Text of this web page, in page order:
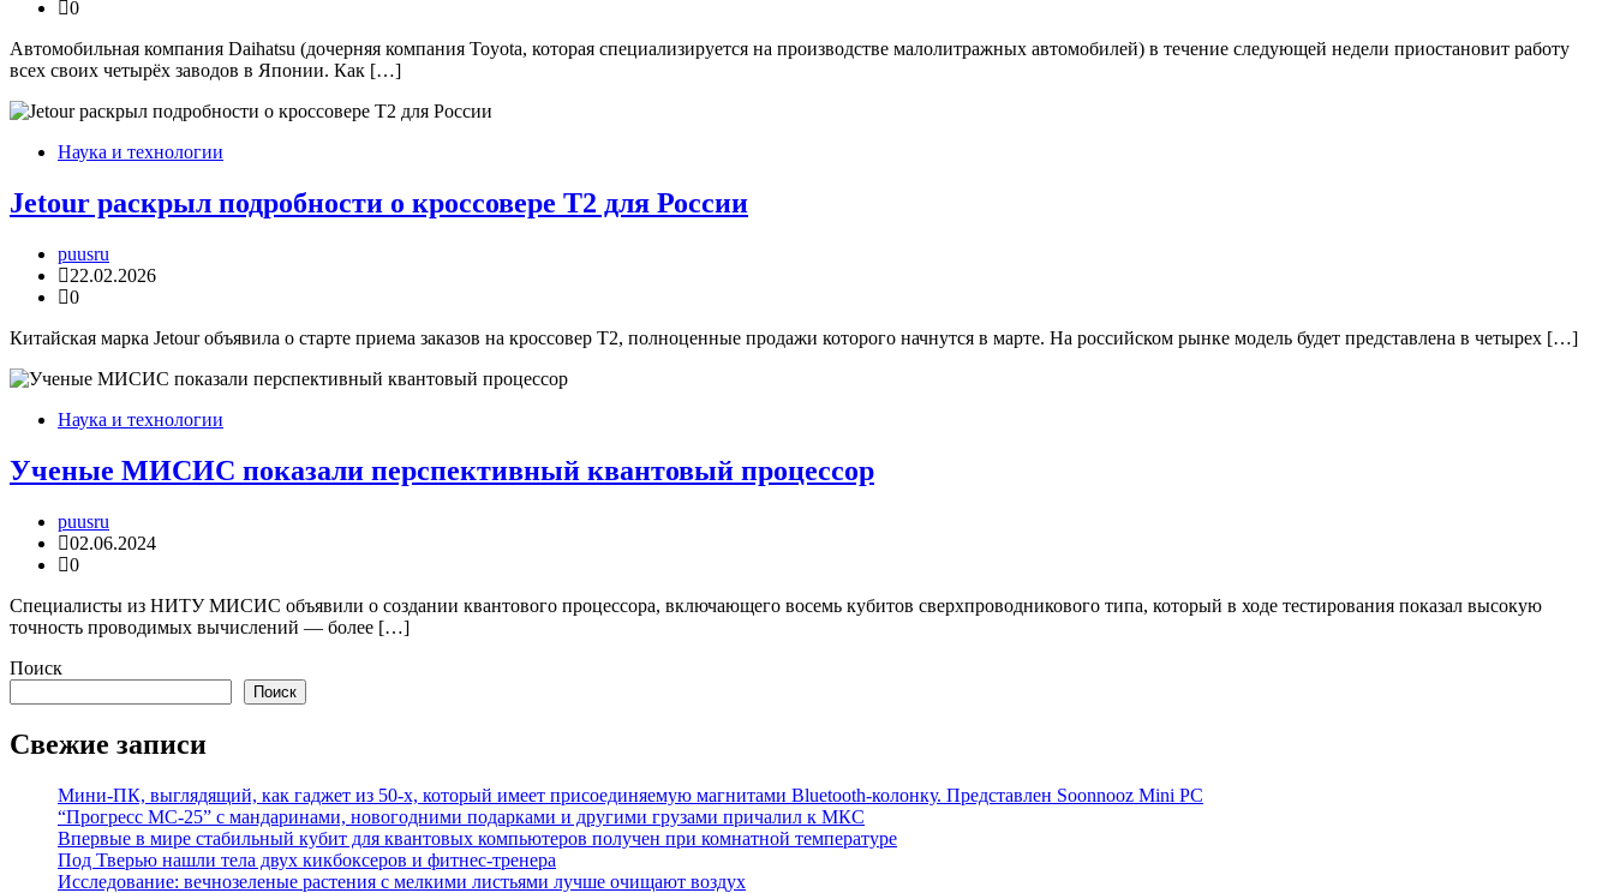
0
Автомобильная компания Daihatsu (дочерняя компания Toyota, которая специализируется на производстве малолитражных автомобилей) в течение следующей недели приостановит работу
всех своих четырёх заводов в Японии. Как […]
Наука и технологии
Jetour раскрыл подробности о кроссовере T2 для России
puusru
22.02.2026
0
Китайская марка Jetour объявила о старте приема заказов на кроссовер Т2, полноценные продажи которого начнутся в марте. На российском рынке модель будет представлена в четырех […]
Наука и технологии
Ученые МИСИС показали перспективный квантовый процессор
puusru
02.06.2024
0
Специалисты из НИТУ МИСИС объявили о создании квантового процессора, включающего восемь кубитов сверхпроводникового типа, который в ходе тестирования показал высокую
точность проводимых вычислений — более […]
Поиск
Поиск
Свежие записи
Мини-ПК, выглядящий, как гаджет из 50-х, который имеет присоединяемую магнитами Bluetooth-колонку. Представлен Soonnooz Mini PC
“Прогресс МС-25” с мандаринами, новогодними подарками и другими грузами причалил к МКС
Впервые в мире стабильный кубит для квантовых компьютеров получен при комнатной температуре
Под Тверью нашли тела двух кикбоксеров и фитнес-тренера
Исследование: вечнозеленые растения с мелкими листьями лучше очищают воздух